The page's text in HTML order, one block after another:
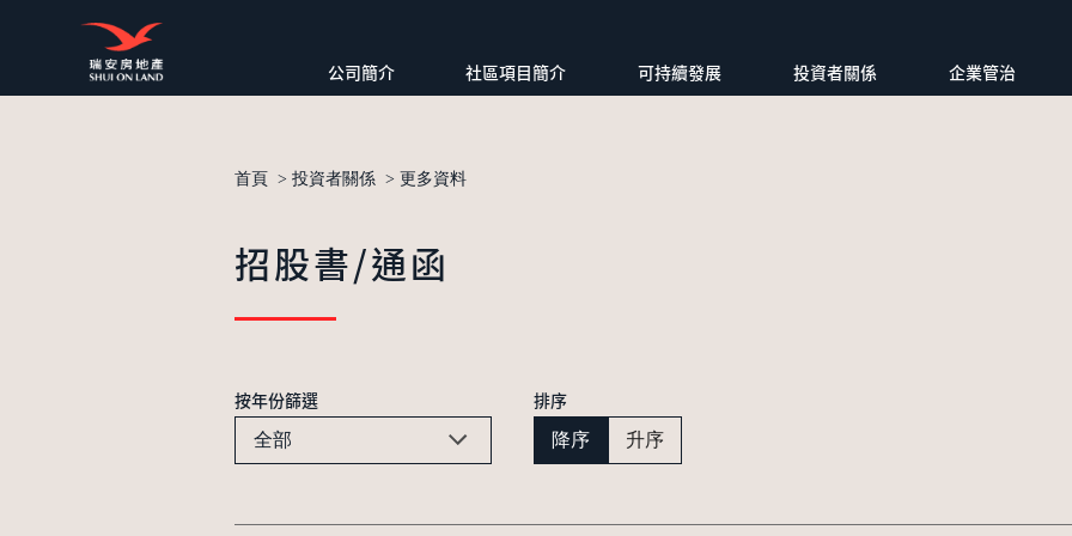
公司簡介 社區項目簡介 可持續發展 投資者關係 企業管治
首頁 > 投資者關係 > 更多資料
招股書/通函
按年份篩選
全部
排序
降序 升序